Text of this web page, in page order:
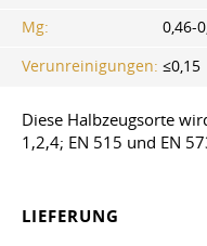
Mg:
0,46-
Verunreinigungen: ≤0,15
Diese Halbzeugsorte
1,2,4; EN 515 und EN
LIEFERUNG